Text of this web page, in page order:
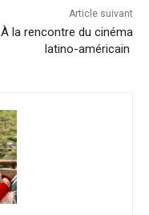
Article suivant
À la rencontre du cinéma
latino-américain